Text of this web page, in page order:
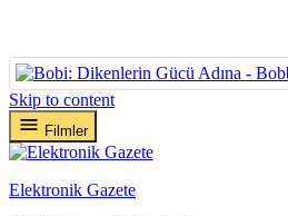
Skip to content
Filmler
Elektronik Gazete